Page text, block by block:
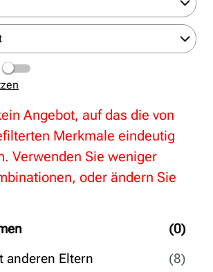
(0)
anderen Eltern
(8)
Angebot, auf das die von
Merkmale eindeutig
Verwenden Sie weniger
oder ändern Sie